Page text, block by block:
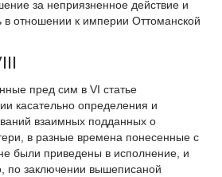
за неприязненное действие и
в отношении к империи Оттоманской
пред сим в VI статье
касательно определения и
взаимных подданных о
в разные времена понесенные с
были приведены в исполнение, и
по заключении вышеписаной